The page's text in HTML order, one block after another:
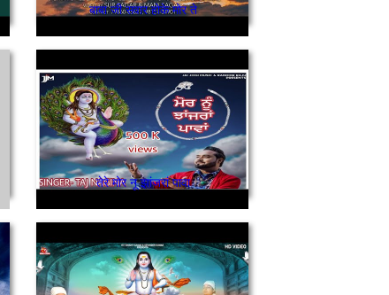
बाबा जी सवार होके मोर ते
तेरे मोर नू झांजरां पावा